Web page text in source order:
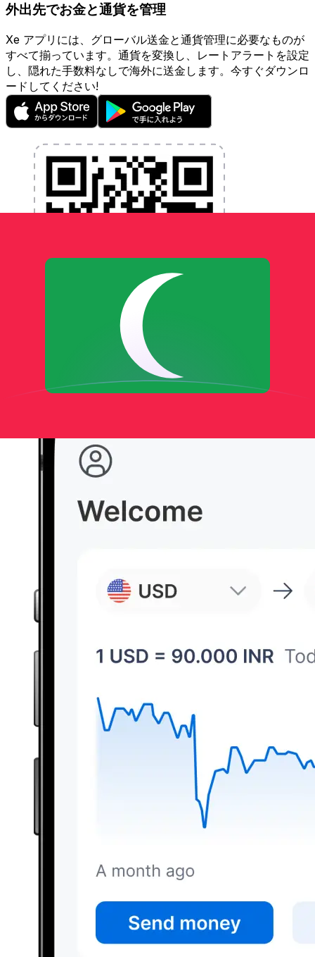
外出先でお金と通貨を管理
Xe アプリには、グローバル送金と通貨管理に必要なものが
すべて揃っています。通貨を変換し、レートアラートを設定
し、隠れた手数料なしで海外に送金します。今すぐダウンロ
ードしてください!